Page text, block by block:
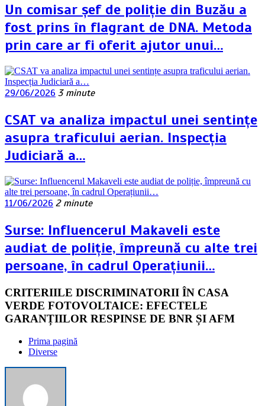
Un comisar șef de poliție din Buzău a
fost prins în flagrant de DNA. Metoda
prin care ar fi oferit ajutor unui…
29/06/2026 3 minute
CSAT va analiza impactul unei sentințe
asupra traficului aerian. Inspecția
Judiciară a…
11/06/2026 2 minute
Surse: Influencerul Makaveli este
audiat de poliție, împreună cu alte trei
persoane, în cadrul Operațiunii…
CRITERIILE DISCRIMINATORII ÎN CASA
VERDE FOTOVOLTAICE: EFECTELE
GARANȚIILOR RESPINSE DE BNR ȘI AFM
Prima pagină
Diverse